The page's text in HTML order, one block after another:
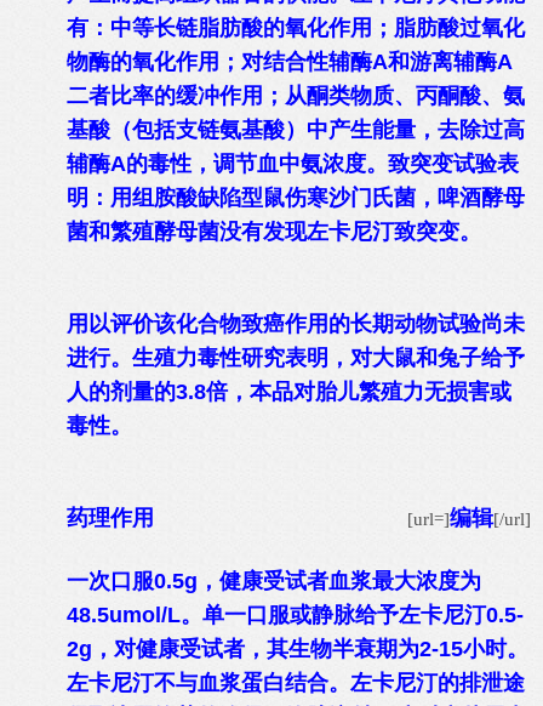
有：中等长链脂肪酸的氧化作用；脂肪酸过氧化
物酶的氧化作用；对结合性辅酶A和游离辅酶A
二者比率的缓冲作用；从酮类物质、丙酮酸、氨
基酸（包括支链氨基酸）中产生能量，去除过高
辅酶A的毒性，调节血中氨浓度。致突变试验表
明：用组胺酸缺陷型鼠伤寒沙门氏菌，啤酒酵母
菌和繁殖酵母菌没有发现左卡尼汀致突变。
用以评价该化合物致癌作用的长期动物试验尚未
进行。生殖力毒性研究表明，对大鼠和兔子给予
人的剂量的3.8倍，本品对胎儿繁殖力无损害或
毒性。
药理作用 [url=]编辑[/url]
一次口服0.5g，健康受试者血浆最大浓度为
48.5umol/L。单一口服或静脉给予左卡尼汀0.5-
2g，对健康受试者，其生物半衰期为2-15小时。
左卡尼汀不与血浆蛋白结合。左卡尼汀的排泄途